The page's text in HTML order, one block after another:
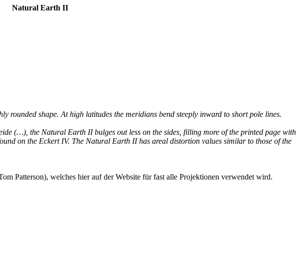
Natural Earth II
shape. At high latitudes the meridians bend steeply inward to short pole lines.
(…), the Natural Earth II bulges out less on the sides, filling more of the printed page with
on the Eckert IV. The Natural Earth II has areal distortion values similar to those of the
Patterson), welches hier auf der Website für fast alle Projektionen verwendet wird.